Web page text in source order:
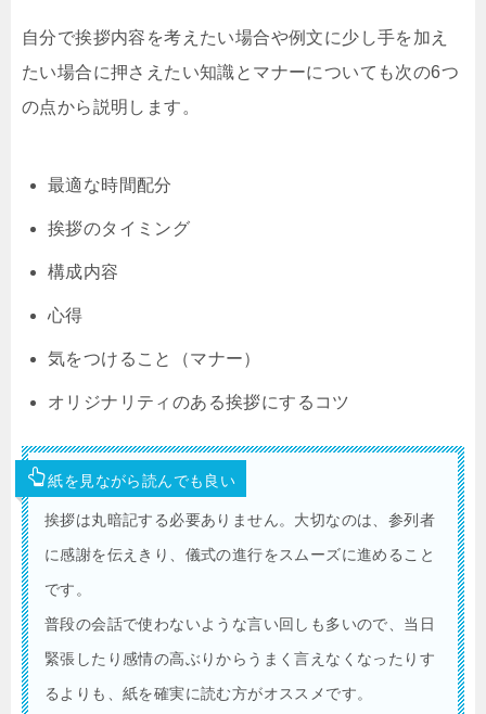
自分で挨拶内容を考えたい場合や例文に少し手を加え
たい場合に押さえたい知識とマナーについても次の6つ
の点から説明します。
最適な時間配分
挨拶のタイミング
構成内容
心得
気をつけること（マナー）
オリジナリティのある挨拶にするコツ
紙を見ながら読んでも良い
挨拶は丸暗記する必要ありません。大切なのは、参列者
に感謝を伝えきり、儀式の進行をスムーズに進めること
です。
普段の会話で使わないような言い回しも多いので、当日
緊張したり感情の高ぶりからうまく言えなくなったりす
るよりも、紙を確実に読む方がオススメです。